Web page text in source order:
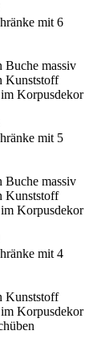
mit 6
Buche massiv
Kunststoff
Korpusdekor
mit 5
Buche massiv
Kunststoff
Korpusdekor
mit 4
Kunststoff
Korpusdekor